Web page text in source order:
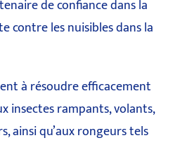
de confiance dans la
contre les nuisibles dans la
à résoudre efficacement
insectes rampants, volants,
ainsi qu’aux rongeurs tels